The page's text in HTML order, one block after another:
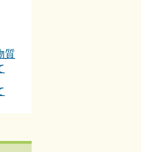
質